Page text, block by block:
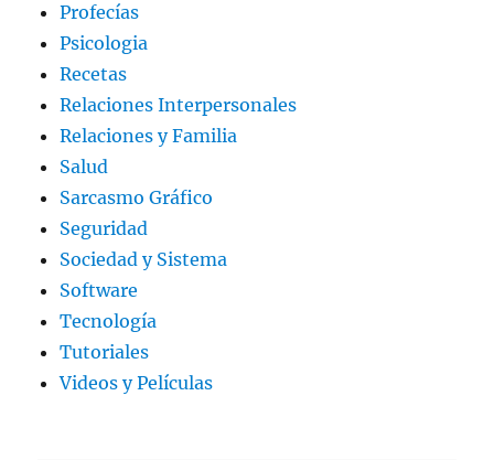
Profecías
Psicologia
Recetas
Relaciones Interpersonales
Relaciones y Familia
Salud
Sarcasmo Gráfico
Seguridad
Sociedad y Sistema
Software
Tecnología
Tutoriales
Videos y Películas